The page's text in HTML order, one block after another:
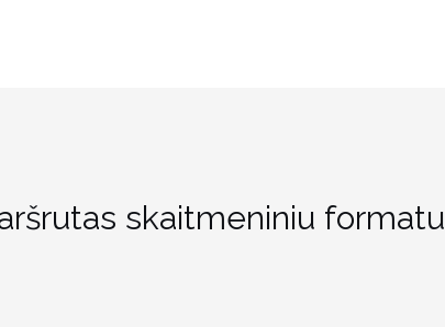
skaitmeniniu formatu